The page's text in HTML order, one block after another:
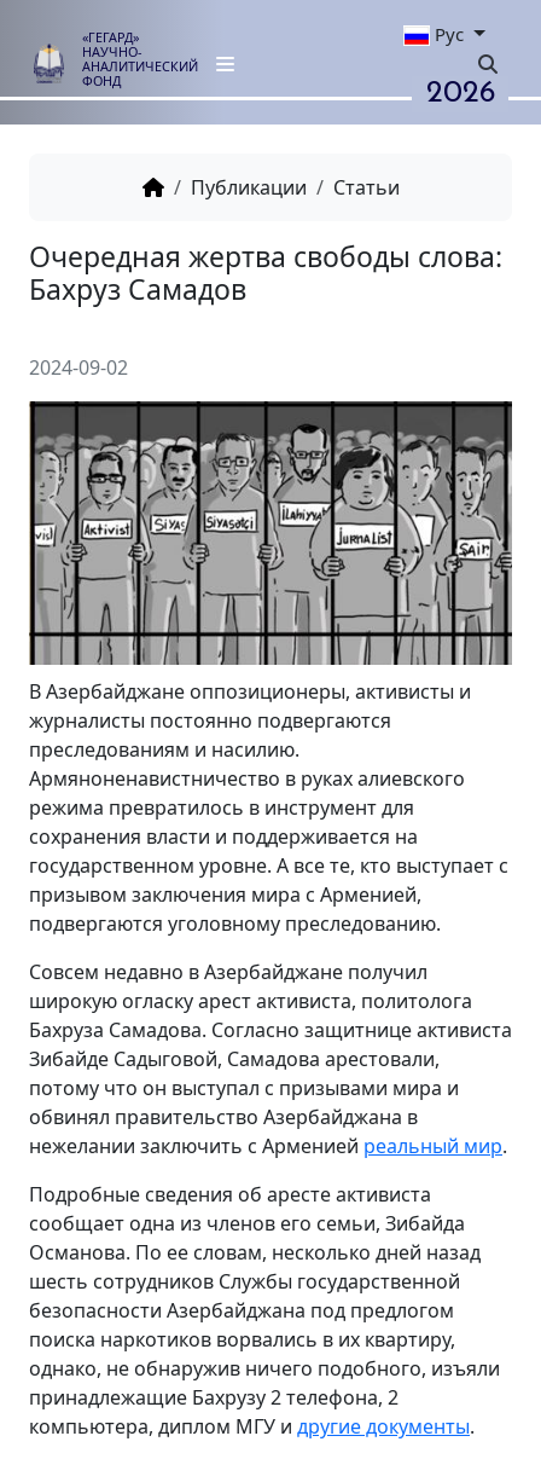
«ГЕГАРД»
НАУЧНО-
АНАЛИТИЧЕСКИЙ
ФОНД
Рус
2026
Публикации Статьи
Очередная жертва свободы
Бахруз Самадов
2024-09-02
В Азербайджане оппозиционеры, активисты и
журналисты постоянно подвергаются
преследованиям и насилию.
Армяноненавистничество в руках алиевского
режима превратилось в инструмент для
сохранения власти и поддерживается на
государственном уровне. А все те, кто выступает с
призывом заключения мира с Арменией,
подвергаются уголовному преследованию.
Совсем недавно в Азербайджане получил
широкую огласку арест активиста, политолога
Бахруза Самадова. Согласно защитнице активиста
Зибайде Садыговой, Самадова арестовали,
потому что он выступал с призывами мира и
обвинял правительство Азербайджана в
нежелании заключить с Арменией реальный мир.
Подробные сведения об аресте активиста
сообщает одна из членов его семьи, Зибайда
Османова. По ее словам, несколько дней назад
шесть сотрудников Службы государственной
безопасности Азербайджана под предлогом
поиска наркотиков ворвались в их квартиру,
однако, не обнаружив ничего подобного, изъяли
принадлежащие Бахрузу 2 телефона, 2
компьютера, диплом МГУ и другие документы.